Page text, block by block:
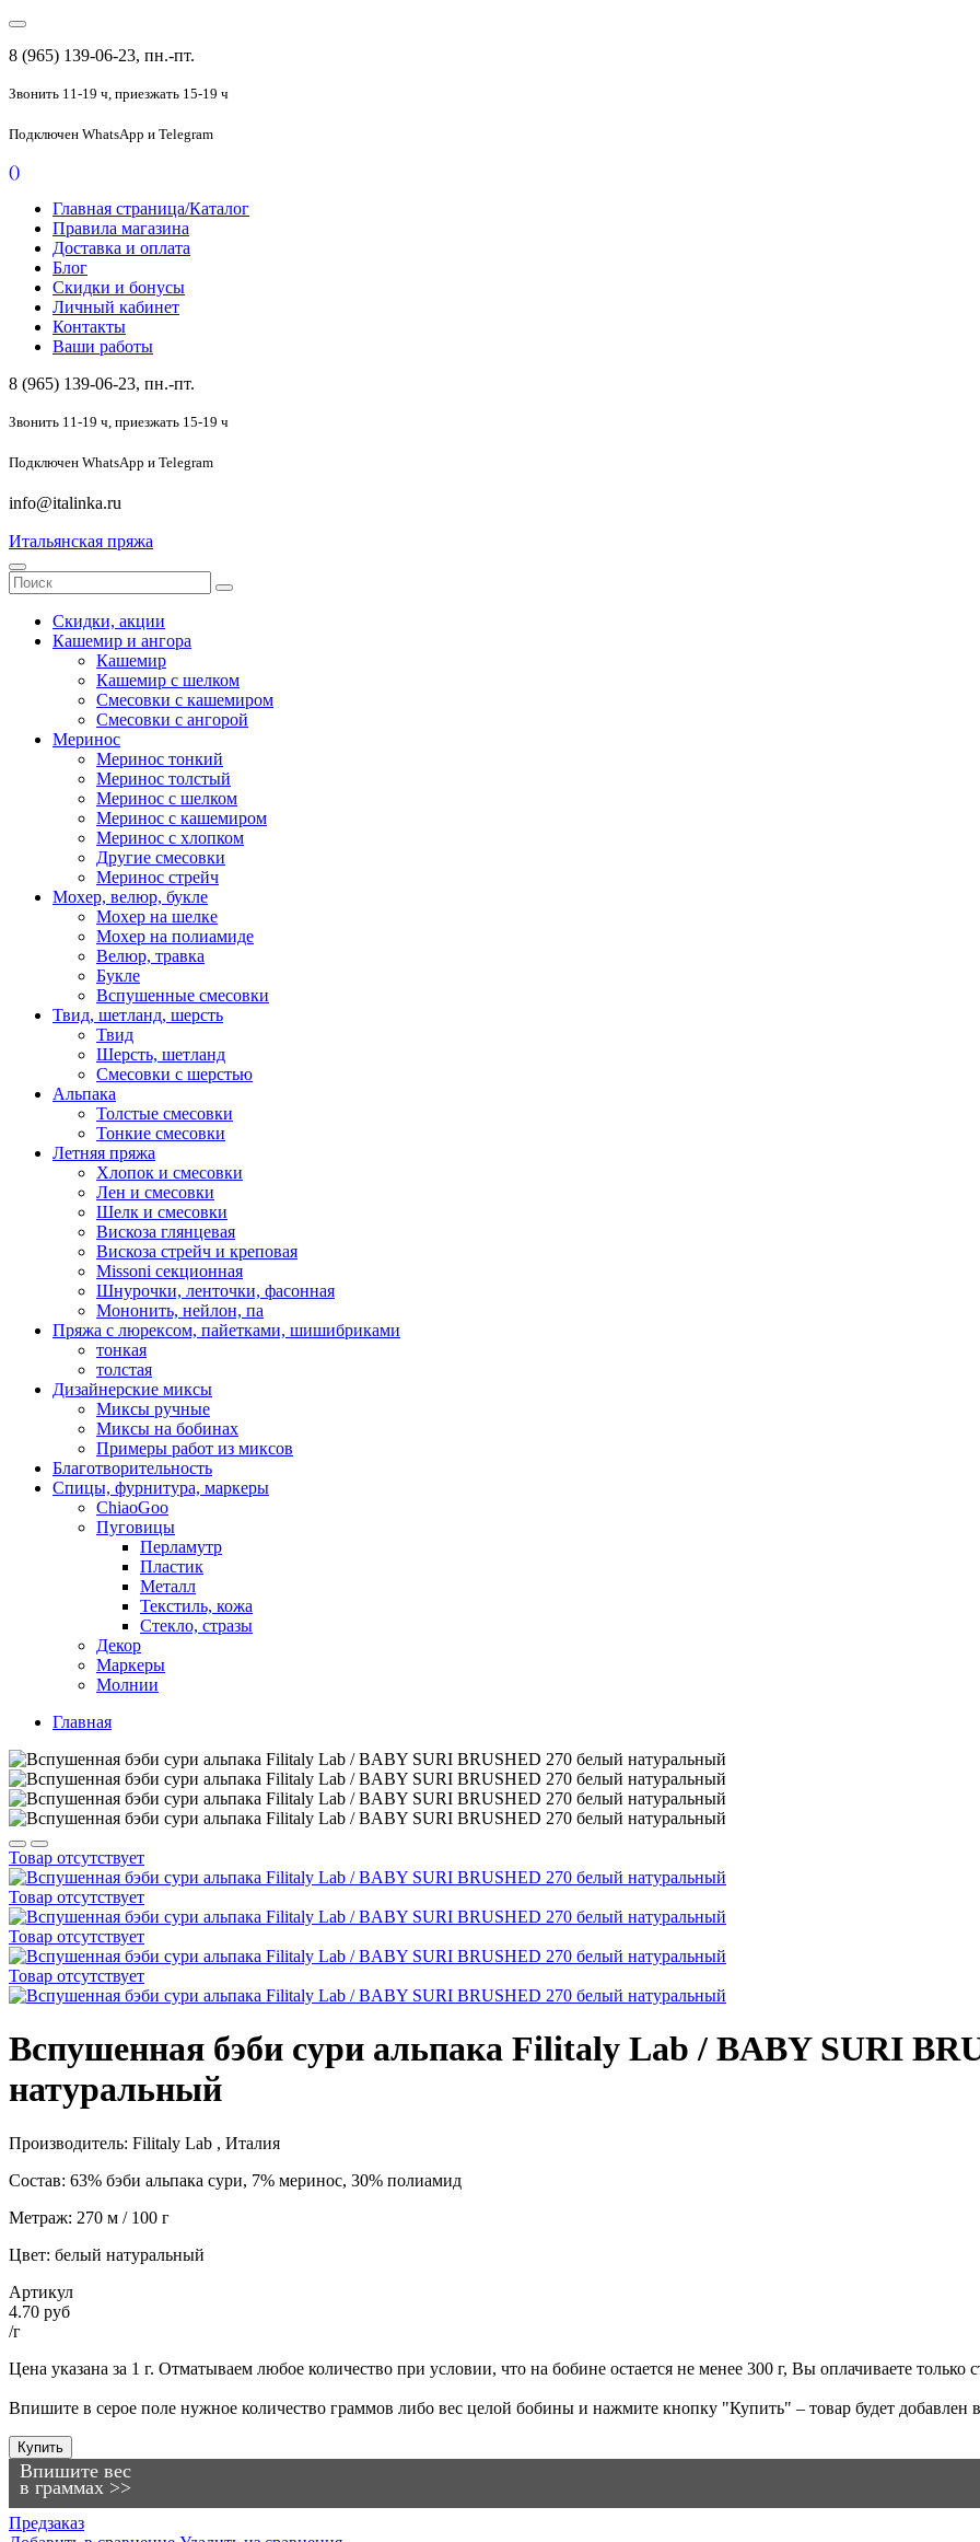
8 (965) 139-06-23, пн.-пт.
Звонить 11-19 ч, приезжать 15-19 ч
Подключен WhatsApp и Telegram
()
Главная страница/Каталог
Правила магазина
Доставка и оплата
Блог
Скидки и бонусы
Личный кабинет
Контакты
Ваши работы
8 (965) 139-06-23, пн.-пт.
Звонить 11-19 ч, приезжать 15-19 ч
Подключен WhatsApp и Telegram
info@italinka.ru
Итальянская пряжа
Скидки, акции
Кашемир и ангора
Кашемир
Кашемир с шелком
Смесовки с кашемиром
Смесовки с ангорой
Меринос
Меринос тонкий
Меринос толстый
Меринос с шелком
Меринос с кашемиром
Меринос с хлопком
Другие смесовки
Меринос стрейч
Мохер, велюр, букле
Мохер на шелке
Мохер на полиамиде
Велюр, травка
Букле
Вспушенные смесовки
Твид, шетланд, шерсть
Твид
Шерсть, шетланд
Смесовки с шерстью
Альпака
Толстые смесовки
Тонкие смесовки
Летняя пряжа
Хлопок и смесовки
Лен и смесовки
Шелк и смесовки
Вискоза глянцевая
Вискоза стрейч и креповая
Missoni секционная
Шнурочки, ленточки, фасонная
Мононить, нейлон, па
Пряжа с люрексом, пайетками, шишибриками
тонкая
толстая
Дизайнерские миксы
Миксы ручные
Миксы на бобинах
Примеры работ из миксов
Благотворительность
Спицы, фурнитура, маркеры
ChiaoGoo
Пуговицы
Перламутр
Пластик
Металл
Текстиль, кожа
Стекло, стразы
Декор
Маркеры
Молнии
Главная
Товар отсутствует
Товар отсутствует
Товар отсутствует
Товар отсутствует
Вспушенная бэби сури альпака Filitaly Lab / BABY SURI
натуральный
Производитель: Filitaly Lab , Италия
Состав: 63% бэби альпака сури, 7% меринос, 30% полиамид
Метраж: 270 м / 100 г
Цвет: белый натуральный
Артикул
4.70 руб
/г
Цена указана за 1 г. Отматываем любое количество при условии, что на бобине остается не менее 300 г, Вы оплачиваете только
Впишите в серое поле нужное количество граммов либо вес целой бобины и нажмите кнопку "Купить" – товар будет добавлен
Впишите вес
в граммах >>
Купить
Предзаказ